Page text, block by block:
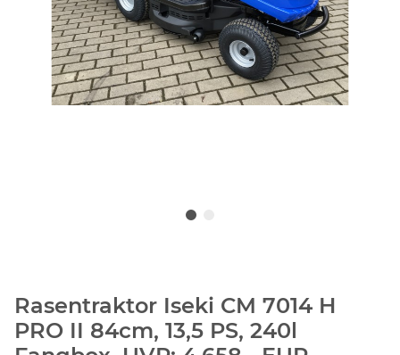
Rasentraktor Iseki CM 7014 H
PRO II 84cm, 13,5 PS, 240l